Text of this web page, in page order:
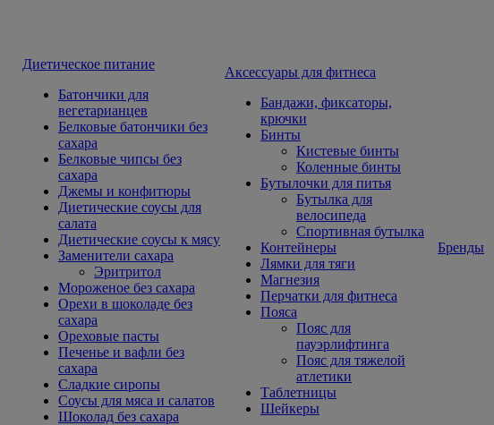
Диетическое питание
Батончики для
вегетарианцев
Белковые батончики без
сахара
Белковые чипсы без
сахара
Джемы и конфитюры
Диетические соусы для
салата
Диетические соусы к мясу
Заменители сахара
Эритритол
Мороженое без сахара
Орехи в шоколаде без
сахара
Ореховые пасты
Печенье и вафли без
сахара
Сладкие сиропы
Соусы для мяса и салатов
Шоколад без сахара
Aксессуары для фитнеса
Бандажи, фиксаторы,
крючки
Бинты
Кистевые бинты
Коленные бинты
Бутылочки для питья
Бутылка для
велосипеда
Спортивная бутылка
Контейнеры
Лямки для тяги
Магнезия
Перчатки для фитнеса
Пояса
Пояс для
пауэрлифтинга
Пояс для тяжелой
атлетики
Таблетницы
Шейкеры
Бренды